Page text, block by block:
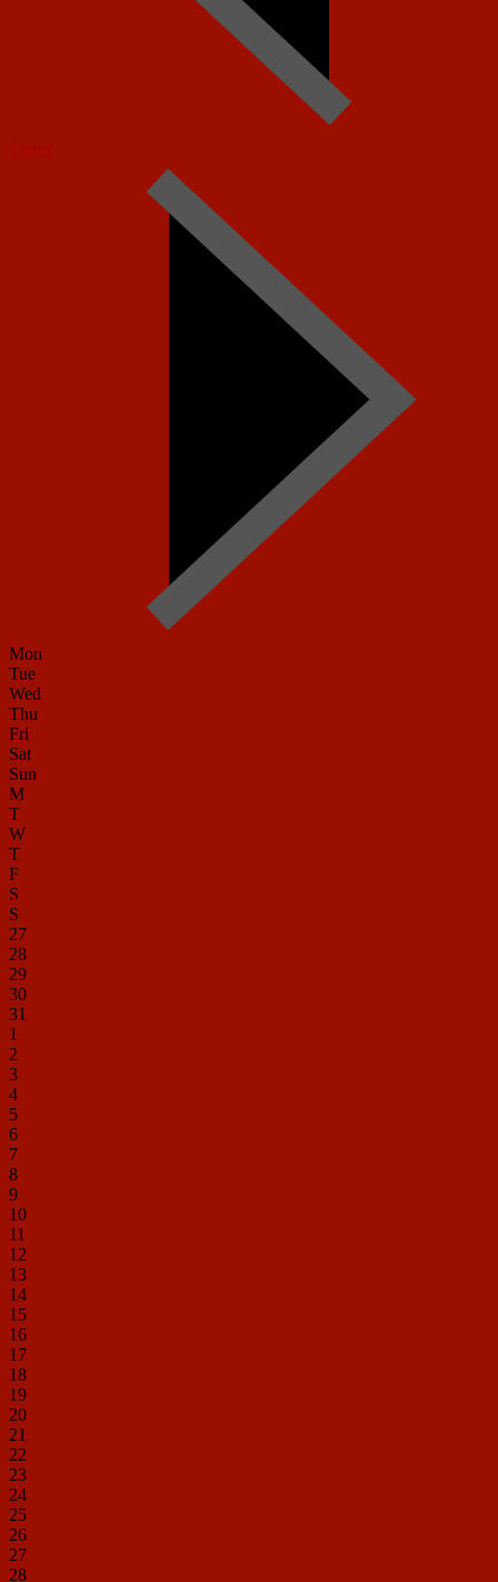
Mon
Tue
Wed
Thu
Fri
Sat
Sun
M
T
W
T
F
S
S
27
28
29
30
31
1
2
3
4
5
6
7
8
9
10
11
12
13
14
15
16
17
18
19
20
21
22
23
24
25
26
27
28